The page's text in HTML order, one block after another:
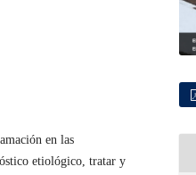
en las
etiológico, tratar y